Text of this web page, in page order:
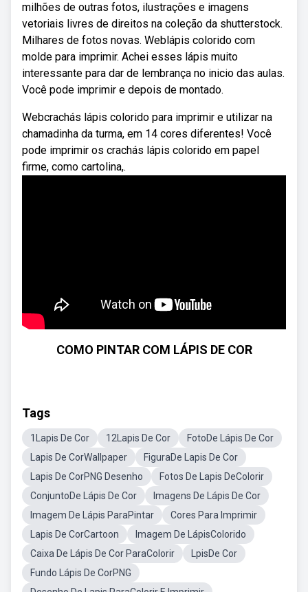
milhões de outras fotos, ilustrações e imagens
vetoriais livres de direitos na coleção da shutterstock.
Milhares de fotos novas. Weblápis colorido com
molde para imprimir. Achei esses lápis muito
interessante para dar de lembrança no inicio das aulas.
Você pode imprimir e depois de montado.
Webcrachás lápis colorido para imprimir e utilizar na
chamadinha da turma, em 14 cores diferentes! Você
pode imprimir os crachás lápis colorido em papel
firme, como cartolina,.
COMO PINTAR COM LÁPIS DE COR
Tags
1Lapis De Cor 12Lapis De Cor
FotoDe Lápis De Cor
Lapis De CorWallpaper
FiguraDe Lapis De Cor
Lapis De CorPNG Desenho
Fotos De Lapis DeColorir
ConjuntoDe Lápis De Cor
Imagens De Lápis De Cor
Imagem De Lápis ParaPintar
Cores Para Imprimir
Lapis De CorCartoon
Imagem De LápisColorido
Caixa De Lápis De Cor ParaColorir
LpisDe Cor
Fundo Lápis De CorPNG